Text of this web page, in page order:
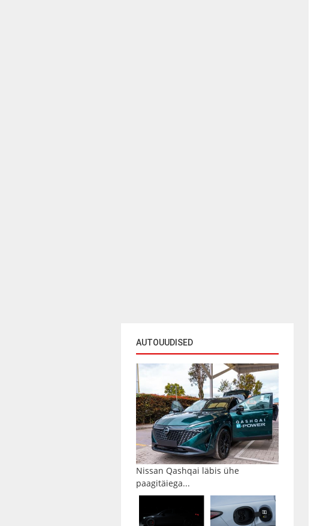
AUTOUUDISED
Nissan Qashqai läbis ühe
paagitäiega...